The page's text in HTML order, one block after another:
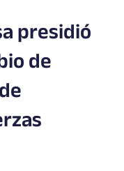
presidió
de